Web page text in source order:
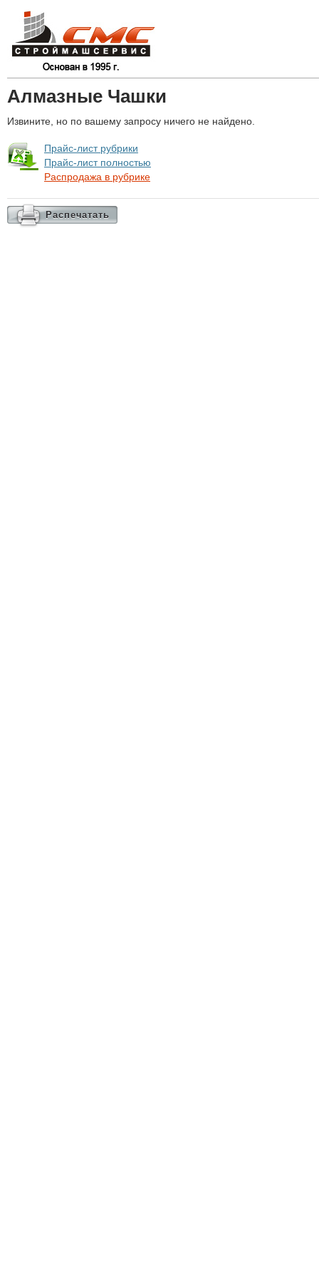
Алмазные Чашки
Извините, но по вашему запросу ничего не найдено.
Прайс-лист рубрики
Прайс-лист полностью
Распродажа в рубрике
Распечатать